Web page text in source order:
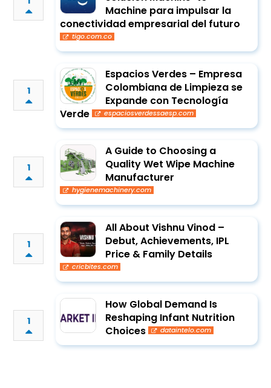
Machine para impulsar la
conectividad empresarial del futuro
tigo.com.co
1
Espacios Verdes – Empresa
Colombiana de Limpieza se
Expande con Tecnología
Verde
espaciosverdessaesp.com
1
A Guide to Choosing a
Quality Wet Wipe Machine
Manufacturer
hygienemachinery.com
1
All About Vishnu Vinod –
Debut, Achievements, IPL
Price & Family Details
cricbites.com
1
How Global Demand Is
Reshaping Infant Nutrition
Choices
dataintelo.com